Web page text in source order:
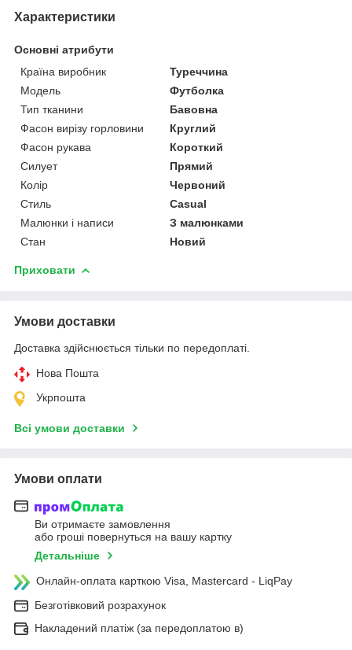
Характеристики
Основні атрибути
Країна виробник
Туреччина
Модель
Футболка
Тип тканини
Бавовна
Фасон вирізу горловини
Круглий
Фасон рукава
Короткий
Силует
Прямий
Колір
Червоний
Стиль
Casual
Малюнки і написи
З малюнками
Стан
Новий
Приховати
Умови доставки
Доставка здійснюється тільки по передоплаті.
Нова Пошта
Укрпошта
Всі умови доставки
Умови оплати
Ви отримаєте замовлення
або гроші повернуться на вашу картку
Детальніше
Онлайн-оплата карткою Visa, Mastercard - LiqPay
Безготівковий розрахунок
Накладений платіж (за передоплатою в)